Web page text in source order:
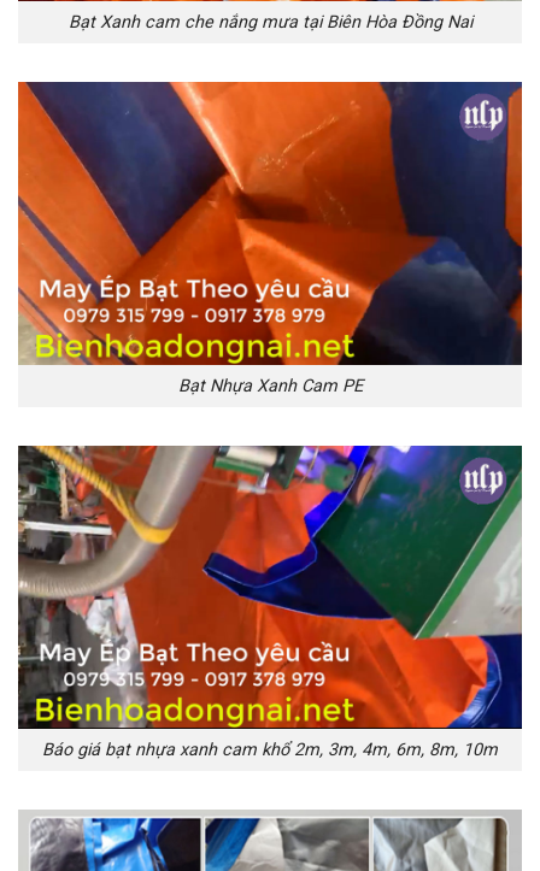
Bạt Xanh cam che nắng mưa tại Biên Hòa Đồng Nai
Bạt Nhựa Xanh Cam PE
Báo giá bạt nhựa xanh cam khổ 2m, 3m, 4m, 6m, 8m, 10m